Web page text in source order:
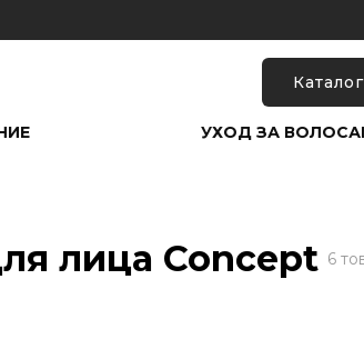
Каталог
УХОД ЗА
лица Concept 6